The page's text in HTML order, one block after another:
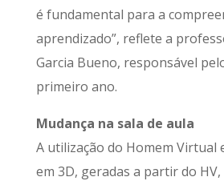
é fundamental para a
aprendizado”, reflete a
Garcia Bueno, responsável
primeiro ano.
Mudança na sala de aula
A utilização do Homem Virtual
em 3D, geradas a partir do